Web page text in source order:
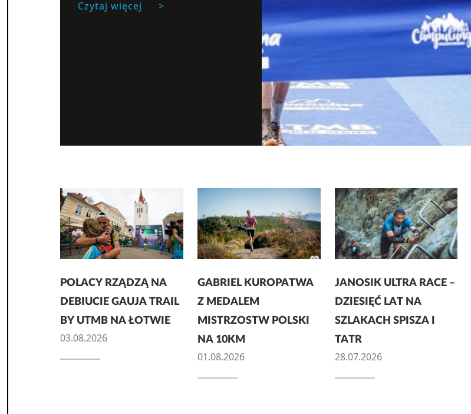
Czytaj więcej >
POLACY RZĄDZĄ NA
DEBIUCIE GAUJA TRAIL
BY UTMB NA ŁOTWIE
03.08.2026
GABRIEL KUROPATWA
Z MEDALEM
MISTRZOSTW POLSKI
NA 10KM
01.08.2026
JANOSIK ULTRA RACE –
DZIESIĘĆ LAT NA
SZLAKACH SPISZA I
TATR
28.07.2026